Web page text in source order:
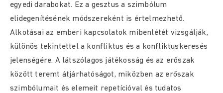
egyedi darabokat. Ez a gesztus a szimbólum
elidegenítésének módszereként is értelmezhető.
Alkotásai az emberi kapcsolatok mibenlétét vizsgálják,
különös tekintettel a konfliktus és a konfliktuskeresés
jelenségére. A látszólagos játékosság és az erőszak
között teremt átjárhatóságot, miközben az erőszak
szimbólumait és elemeit repetícióval és tudatos